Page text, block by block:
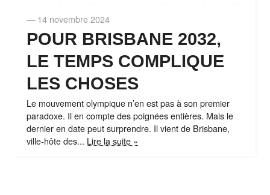
— 14 novembre 2024
POUR BRISBANE 2032,
LE TEMPS COMPLIQUE
LES CHOSES
Le mouvement olympique n’en est pas à son premier
paradoxe. Il en compte des poignées entières. Mais le
dernier en date peut surprendre. Il vient de Brisbane,
ville-hôte des... Lire la suite »